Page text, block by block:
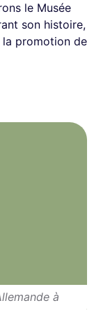
le Musée
son histoire,
la promotion de
à